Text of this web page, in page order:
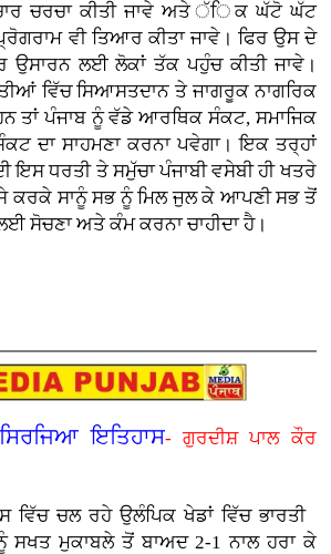
ਚਰਚਾ ਕੀਤੀ ਜਾਵੇ ਅਤੇ ੱਿਕ ਘੱਟੋ ਘੱਟ
ਵੀ ਤਿਆਰ ਕੀਤਾ ਜਾਵੇ। ਫਿਰ ਉਸ ਦੇ
ਲਈ ਲੋਕਾਂ ਤੱਕ ਪਹੁੰਚ ਕੀਤੀ ਜਾਵੇ।
ਵਿੱਚ ਸਿਆਸਤਦਾਨ ਤੇ ਜਾਗਰੂਕ ਨਾਗਰਿਕ
ਤਾਂ ਪੰਜਾਬ ਨੂੰ ਵੱਡੇ ਆਰਥਿਕ ਸੰਕਟ, ਸਮਾਜਿਕ
ਦਾ ਸਾਹਮਣਾ ਕਰਨਾ ਪਵੇਗਾ। ਇਕ ਤਰ੍ਹਾਂ
ਇਸ ਧਰਤੀ ਤੇ ਸਮੁੱਚਾ ਪੰਜਾਬੀ ਵਸੇਬੀ ਹੀ ਖਤਰੇ
ਕਰਕੇ ਸਾਨੂੰ ਸਭ ਨੂੰ ਮਿਲ ਜੁਲ ਕੇ ਆਪਣੀ ਸਭ ਤੋਂ
ਸੋਚਣਾ ਅਤੇ ਕੰਮ ਕਰਨਾ ਚਾਹੀਦਾ ਹੈ।
ਇਤਿਹਾਸ- ਗੁਰਦੀਸ਼ ਪਾਲ ਕੌਰ
ਵਿੱਚ ਚਲ ਰਹੇ ਉਲੰਪਿਕ ਖੇਡਾਂ ਵਿੱਚ ਭਾਰਤੀ
ਸਖਤ ਮੁਕਾਬਲੇ ਤੋਂ ਬਾਅਦ 2-1 ਨਾਲ ਹਰਾ ਕੇ